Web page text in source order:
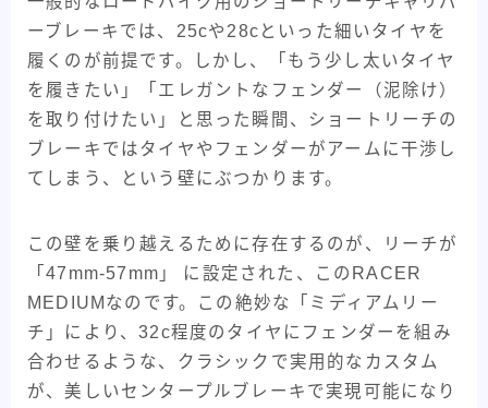
ーブレーキでは、25cや28cといった細いタイヤを
履くのが前提です。しかし、「もう少し太いタイヤ
を履きたい」「エレガントなフェンダー（泥除け）
を取り付けたい」と思った瞬間、ショートリーチの
ブレーキではタイヤやフェンダーがアームに干渉し
てしまう、という壁にぶつかります。
この壁を乗り越えるために存在するのが、リーチが
「47mm-57mm」 に設定された、このRACER
MEDIUMなのです。この絶妙な「ミディアムリー
チ」により、32c程度のタイヤにフェンダーを組み
合わせるような、クラシックで実用的なカスタム
が、美しいセンタープルブレーキで実現可能になり